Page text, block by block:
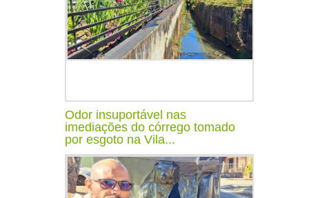
Odor insuportável nas
imediações do córrego tomado
por esgoto na Vila...